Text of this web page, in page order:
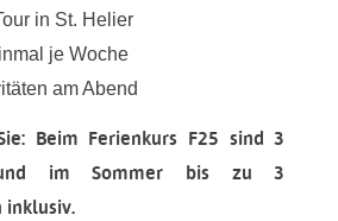
in St. Helier
je Woche
am Abend
Beim Ferienkurs F25 sind 3
und im Sommer bis zu 3
inklusiv.